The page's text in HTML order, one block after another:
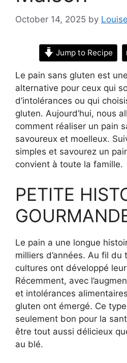
October 14, 2025 by
Jump to Recipe
Le pain sans gluten est
alternative pour ceux qui
d’intolérances ou qui
gluten. Aujourd’hui, nous
comment réaliser un pain
savoureux et moelleux.
simples et savourez un
convient à toute la famille.
PETITE
Le pain a une longue
milliers d’années. Au fil
cultures ont développé
Récemment, avec
et intolérances
gluten ont émergé. Ce
seulement bon pour la
être tout aussi délicieux
au blé.